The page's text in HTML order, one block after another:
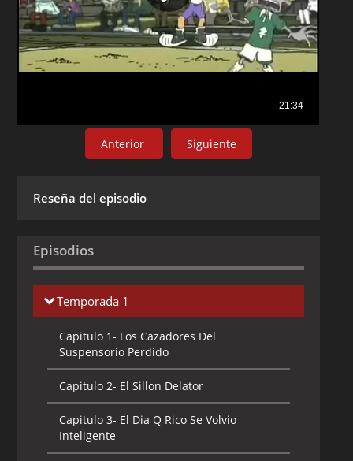
Anterior Siguiente
Reseña del episodio
Episodios
Temporada 1
Capitulo 1- Los Cazadores Del
Suspensorio Perdido
Capitulo 2- El Sillon Delator
Capitulo 3- El Dia Q Rico Se Volvio
Inteligente